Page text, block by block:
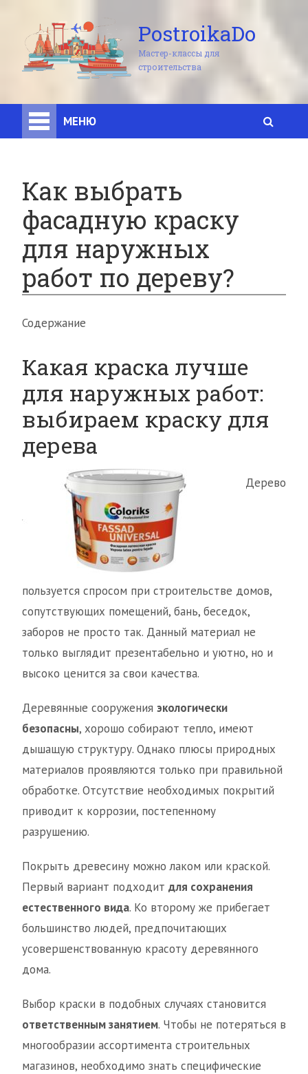
PostroikaDo
Мастер-классы для
строительства
МЕНЮ
Как выбрать
фасадную краску
для наружных
работ по дереву?
Содержание
Какая краска лучше
для наружных работ:
выбираем краску для
дерева
Дерево
пользуется спросом при строительстве домов,
сопутствующих помещений, бань, беседок,
заборов не просто так. Данный материал не
только выглядит презентабельно и уютно, но и
высоко ценится за свои качества.
Деревянные сооружения экологически
безопасны, хорошо собирают тепло, имеют
дышащую структуру. Однако плюсы природных
материалов проявляются только при правильной
обработке. Отсутствие необходимых покрытий
приводит к коррозии, постепенному
разрушению.
Покрыть древесину можно лаком или краской.
Первый вариант подходит для сохранения
естественного вида. Ко второму же прибегает
большинство людей, предпочитающих
усовершенствованную красоту деревянного
дома.
Выбор краски в подобных случаях становится
ответственным занятием. Чтобы не потеряться в
многообразии ассортимента строительных
магазинов, необходимо знать специфические